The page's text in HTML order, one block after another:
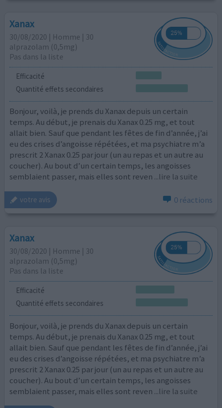
Xanax
30/08/2020 | Homme | 30
alprazolam (0,5mg)
Pas dans la liste
Efficacité
Quantité effets secondaires
Bonjour, voilà, je prends du Xanax depuis un certain
temps. Au début, je prenais du Xanax 0.25 mg, et tout
allait bien. Sauf que pendant les fêtes de fin d’année, j’ai
eu des crises d’angoisse répétées, et ma psychiatre m’a
prescrit 2 Xanax 0.25 par jour (un au repas et un autre au
coucher). Au bout d’un certain temps, les angoisses
semblaient passer, mais elles sont reven ...lire la suite
votre avis 0 réactions
Xanax
30/08/2020 | Homme | 30
alprazolam (0,5mg)
Pas dans la liste
Efficacité
Quantité effets secondaires
Bonjour, voilà, je prends du Xanax depuis un certain
temps. Au début, je prenais du Xanax 0.25 mg, et tout
allait bien. Sauf que pendant les fêtes de fin d’année, j’ai
eu des crises d’angoisse répétées, et ma psychiatre m’a
prescrit 2 Xanax 0.25 par jour (un au repas et un autre au
coucher). Au bout d’un certain temps, les angoisses
semblaient passer, mais elles sont reven ...lire la suite